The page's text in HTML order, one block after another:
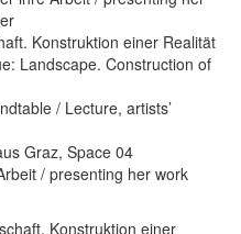
Konstruktion einer Realität
Landscape. Construction of
/ Lecture, artists’
Graz, Space 04
/ presenting her work